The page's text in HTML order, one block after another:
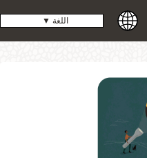
اللغة ▼